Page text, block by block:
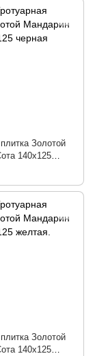
Золотой
140х125
Золотой
140х125